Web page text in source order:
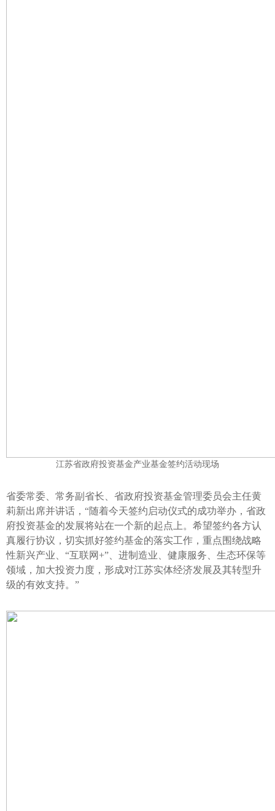
江苏省政府投资基金产业基金签约活动现场
省委常委、常务副省长、省政府投资基金管理委员会主任黄
莉新出席并讲话，“随着今天签约启动仪式的成功举办，省政
府投资基金的发展将站在一个新的起点上。希望签约各方认
真履行协议，切实抓好签约基金的落实工作，重点围绕战略
性新兴产业、“互联网+”、进制造业、健康服务、生态环保等
领域，加大投资力度，形成对江苏实体经济发展及其转型升
级的有效支持。”